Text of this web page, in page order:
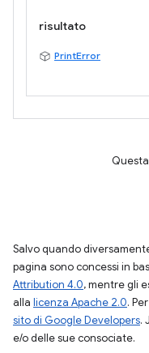
risultato
PrintError
Salvo quando
pagina sono concessi in
Attribution 4.0, mentre gli
alla licenza Apache 2.0.
sito di Google Developers.
e/o delle sue consociate.